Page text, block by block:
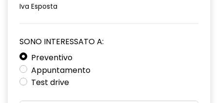
Iva Esposta
SONO INTERESSATO A:
Preventivo
Appuntamento
Test drive